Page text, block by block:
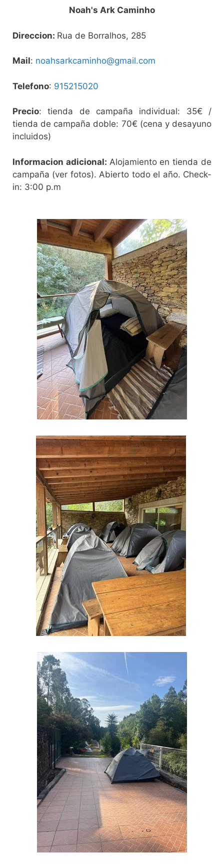
Noah's Ark Caminho
Direccion: Rua de Borralhos, 285
Mail: noahsarkcaminho@gmail.com
Telefono: 915215020
Precio: tienda de campaña individual: 35€ /
tienda de campaña doble: 70€ (cena y desayuno
incluidos)
Informacion adicional: Alojamiento en tienda de
campaña (ver fotos). Abierto todo el año. Check-
in: 3:00 p.m